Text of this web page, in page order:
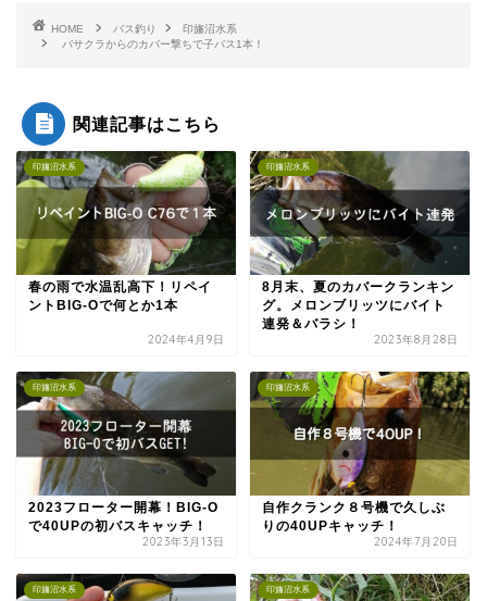
HOME バス釣り
印旛沼水系
バサクラからのカバー撃ちで子バス1本！
関連記事はこちら
印旛沼水系
春の雨で水温乱高下！リペイ
ントBIG-Oで何とか1本
2024年4月9日
印旛沼水系
8月末、夏のカバークランキン
グ。メロンブリッツにバイト
連発＆バラシ！
2023年8月28日
印旛沼水系
2023フローター開幕！BIG-O
で40UPの初バスキャッチ！
2023年3月13日
印旛沼水系
自作クランク８号機で久しぶ
りの40UPキャッチ！
2024年7月20日
印旛沼水系 印旛沼水系